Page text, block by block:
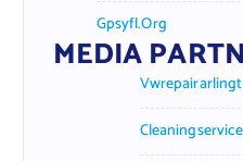
Gpsyfl.org
MEDIA